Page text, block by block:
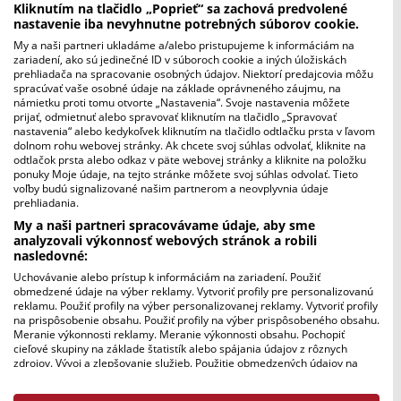
Kliknutím na tlačidlo „Poprieť“ sa zachová predvolené
nastavenie iba nevyhnutne potrebných súborov cookie.
My a naši partneri ukladáme a/alebo pristupujeme k informáciám na
zariadení, ako sú jedinečné ID v súboroch cookie a iných úložiskách
prehliadača na spracovanie osobných údajov. Niektorí predajcovia môžu
spracúvať vaše osobné údaje na základe oprávneného záujmu, na
námietku proti tomu otvorte „Nastavenia“. Svoje nastavenia môžete
prijať, odmietnuť alebo spravovať kliknutím na tlačidlo „Spravovať
nastavenia“ alebo kedykoľvek kliknutím na tlačidlo odtlačku prsta v ľavom
dolnom rohu webovej stránky. Ak chcete svoj súhlas odvolať, kliknite na
odtlačok prsta alebo odkaz v päte webovej stránky a kliknite na položku
ponuky Moje údaje, na tejto stránke môžete svoj súhlas odvolať. Tieto
voľby budú signalizované našim partnerom a neovplyvnia údaje
prehliadania.
My a naši partneri spracovávame údaje, aby sme
analyzovali výkonnosť webových stránok a robili
nasledovné:
Uchovávanie alebo prístup k informáciám na zariadení. Použiť
obmedzené údaje na výber reklamy. Vytvoriť profily pre personalizovanú
reklamu. Použiť profily na výber personalizovanej reklamy. Vytvoriť profily
na prispôsobenie obsahu. Použiť profily na výber prispôsobeného obsahu.
Meranie výkonnosti reklamy. Meranie výkonnosti obsahu. Pochopiť
cieľové skupiny na základe štatistík alebo spájania údajov z rôznych
zdrojov. Vývoj a zlepšovanie služieb. Použitie obmedzených údajov na
Údaje môžu byť zdieľané mimo Európskej únie a odosielané do USA.
majerán
Zabudnuté nôty (1990)
Ej, horička zelená (1979)
Nepovedz ty ďiouča maťeri (1977), Nič sa mi
nepáči v tomto majeríku
Keď som išiou do Bistrici (1977)
Piesne z Drábska (1978)
Rozkazovačky (1974)
Červený kantár, sivý kôň (1990)
Zdola nášho domu, Vykvitla ružička (1990),
Vyspala som sa iste, Vychodí slniečko
A tam dolu pod jedličkou (1971)
šteňa
Strigônske III (1978)
Rozkazovačky z Podpoľania (1972)
Včas ráno svitalo (1985)